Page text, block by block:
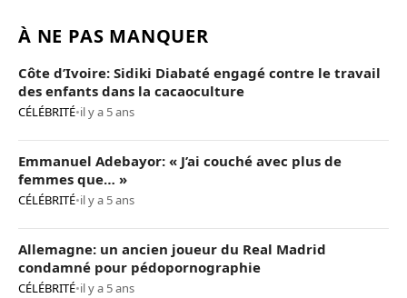
À NE PAS MANQUER
Côte d’Ivoire: Sidiki Diabaté engagé contre le travail
des enfants dans la cacaoculture
CÉLÉBRITÉ•il y a 5 ans
Emmanuel Adebayor: « J’ai couché avec plus de
femmes que… »
CÉLÉBRITÉ•il y a 5 ans
Allemagne: un ancien joueur du Real Madrid
condamné pour pédopornographie
CÉLÉBRITÉ•il y a 5 ans